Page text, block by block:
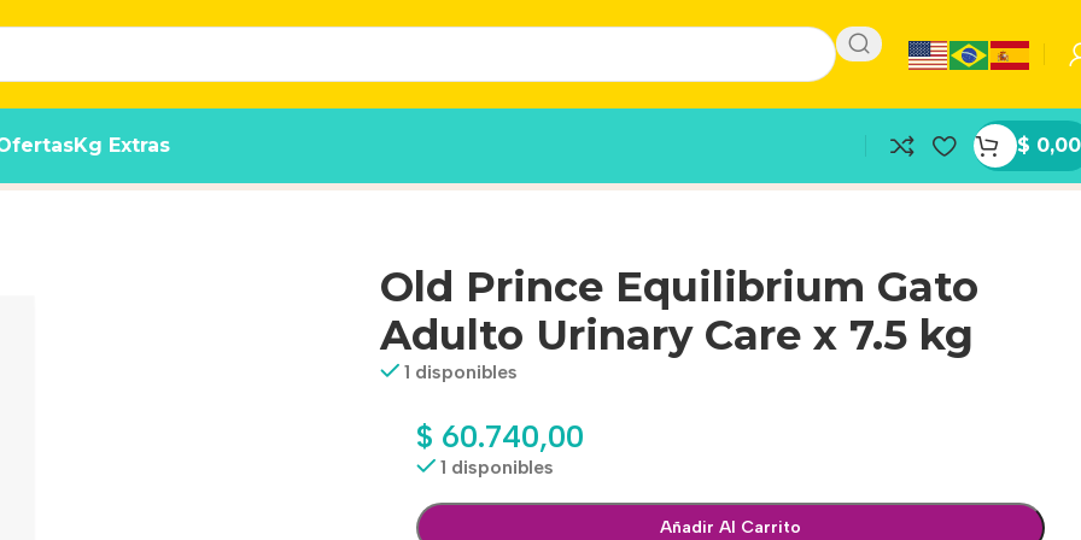
Kg Extras $ 0,00
x 7.5 kg
Old Prince Equilibrium Gato
Adulto Urinary Care x 7.5 kg
1 disponibles
$ 60.740,00
1 disponibles
Añadir Al Carrito